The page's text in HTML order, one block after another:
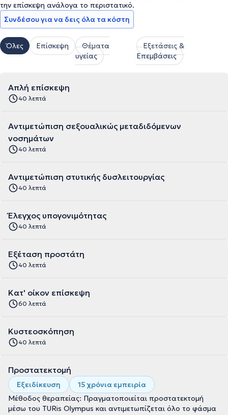
την επίσκεψη ανάλογα το περιστατικό.
Συνδέσου για να δεις όλα τα κόστη
Όλες Επίσκεψη
Θέματα
υγείας
Εξετάσεις &
Επεμβάσεις
Απλή επίσκεψη
40 λεπτά
Αντιμετώπιση σεξουαλικώς μεταδιδόμενων
νοσημάτων
40 λεπτά
Αντιμετώπιση στυτικής δυσλειτουργίας
40 λεπτά
Έλεγχος υπογονιμότητας
40 λεπτά
Εξέταση προστάτη
40 λεπτά
Κατ' οίκον επίσκεψη
60 λεπτά
Κυστεοσκόπηση
40 λεπτά
Προστατεκτομή
Εξειδίκευση
15 χρόνια εμπειρία
Μέθοδος θεραπείας: Πραγματοποιείται προστατεκτομή
μέσω του TURis Olympus και αντιμετωπίζεται όλο το φάσμα